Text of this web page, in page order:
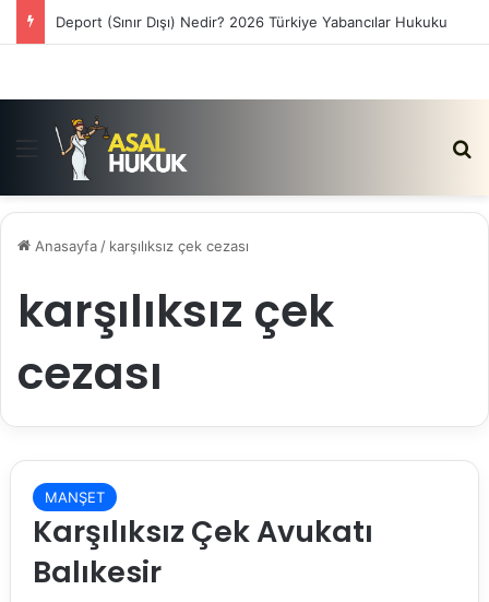
Deport (Sınır Dışı) Nedir? 2026 Türkiye Yabancılar Hukuku
Menü
Anasayfa / karşılıksız çek cezası
karşılıksız çek
cezası
MANŞET
Karşılıksız Çek Avukatı
Balıkesir